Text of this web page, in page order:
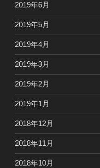
2019年6月
2019年5月
2019年4月
2019年3月
2019年2月
2019年1月
2018年12月
2018年11月
2018年10月